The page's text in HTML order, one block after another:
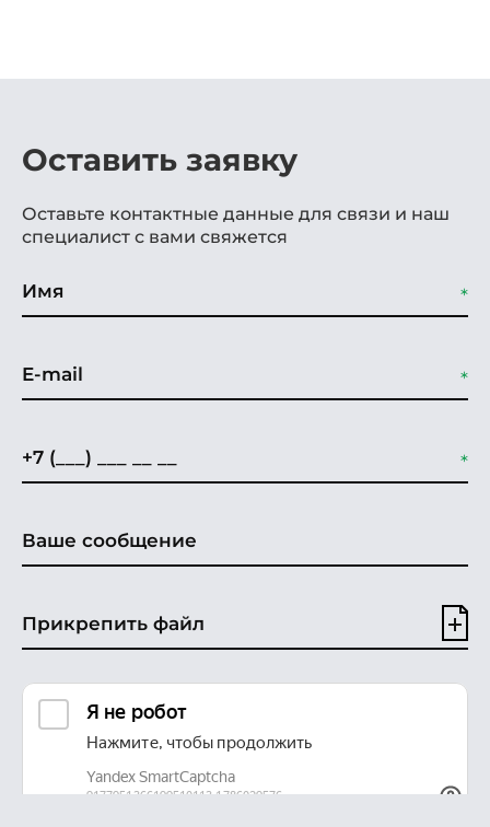
Оставить заявку
Оставьте контактные данные для связи и наш
специалист с вами свяжется
Прикрепить файл